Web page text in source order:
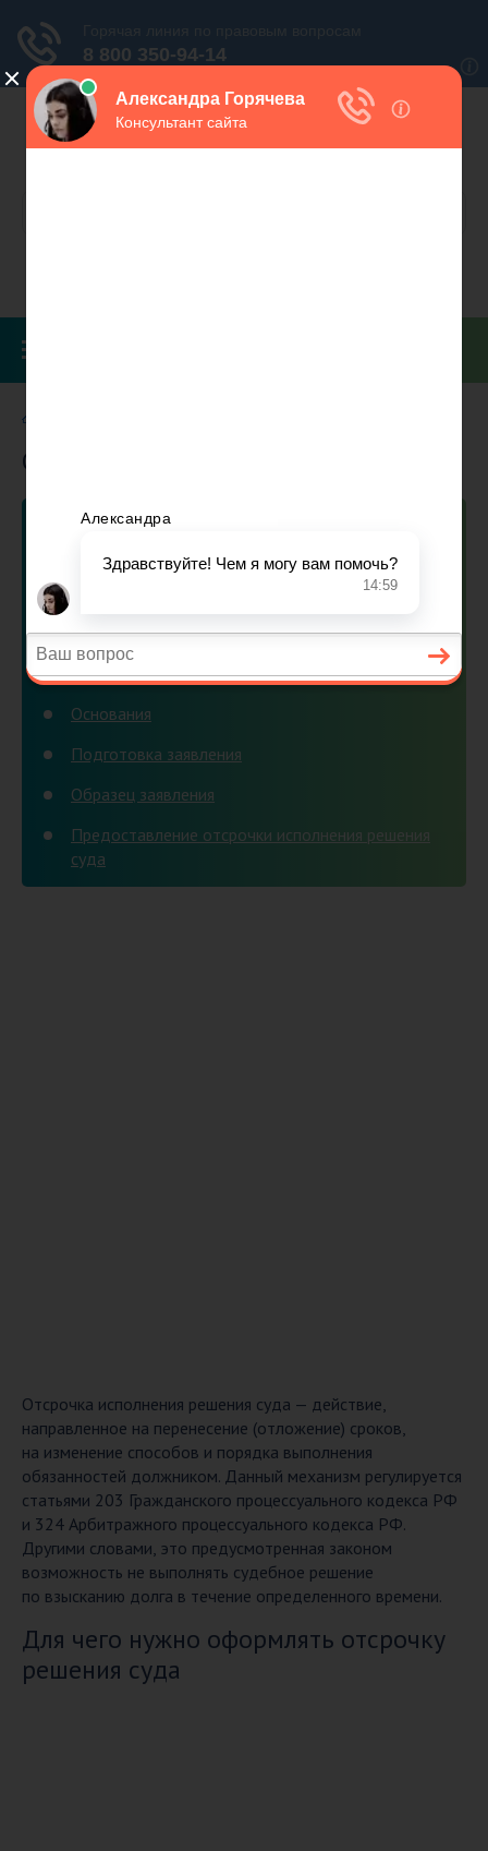
ШтрафСуд
Отсрочка исполнения решения суда
Содержание:
Для чего нужно оформлять отсрочку решения
Отсрочка и рассрочка: в чем разница
Особенности применения отсрочки
Основания
Подготовка заявления
Образец заявления
Предоставление отсрочки исполнения решения
суда
Отсрочка исполнения решения суда — действие,
направленное на перенесение (отложение) сроков,
на изменение способов и порядка выполнения
обязанностей должником. Данный механизм регулируется
статьями 203 Гражданского процессуального кодекса РФ
и 324 Арбитражного процессуального кодекса РФ.
Другими словами, это предусмотренная законом
возможность не выполнять судебное решение
по взысканию долга в течение определенного времени.
Для чего нужно оформлять отсрочку
решения суда